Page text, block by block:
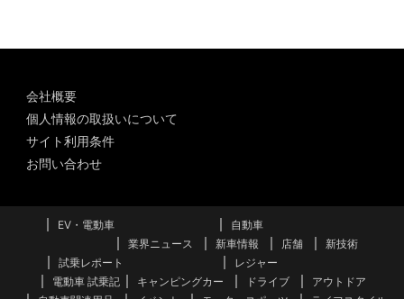
会社概要
個人情報の取扱いについて
サイト利用条件
お問い合わせ
EV・電動車
自動車
業界ニュース
新車情報 店舗
新技術
試乗レポート
電動車 試乗記
レジャー
キャンピングカー
ドライブ
アウトドア